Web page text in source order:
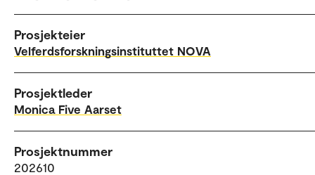
Prosjekteier
Velferdsforskningsinstituttet NOVA
Prosjektleder
Monica Five Aarset
Prosjektnummer
202610